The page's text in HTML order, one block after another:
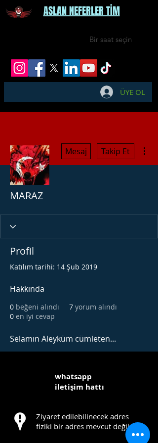
ASLAN NEFERLER TİM
Bir saat seçin
ÜYE OL
Mesaj Takip Et
MARAZ
Profil
Katılım tarihi: 14 Şub 2019
Hakkında
0 beğeni alındı 7 yorum alındı
0 en iyi cevap
Selamın Aleyküm cümleten...
whatsapp
iletişim hattı
Ziyaret edilebilinecek adres
fiziki bir adres mevcut değildir.